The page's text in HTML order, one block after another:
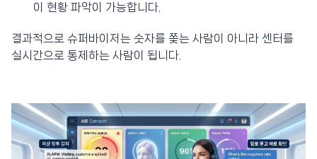
이 현황 파악이 가능합니다.
결과적으로 슈퍼바이저는 숫자를 쫓는 사람이 아니라 센터를
실시간으로 통제하는 사람이 됩니다.